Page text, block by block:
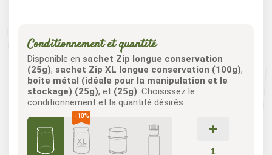
Conditionnement et quantité
Disponible en sachet Zip longue conservation
(25g), sachet Zip XL longue conservation (100g),
boîte métal (idéale pour la manipulation et le
stockage) (25g), et (25g). Choisissez le
conditionnement et la quantité désirés.
+